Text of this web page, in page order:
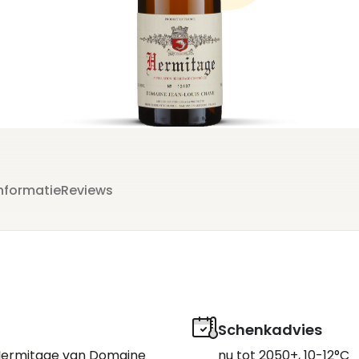
Reviews
Schenkadvies